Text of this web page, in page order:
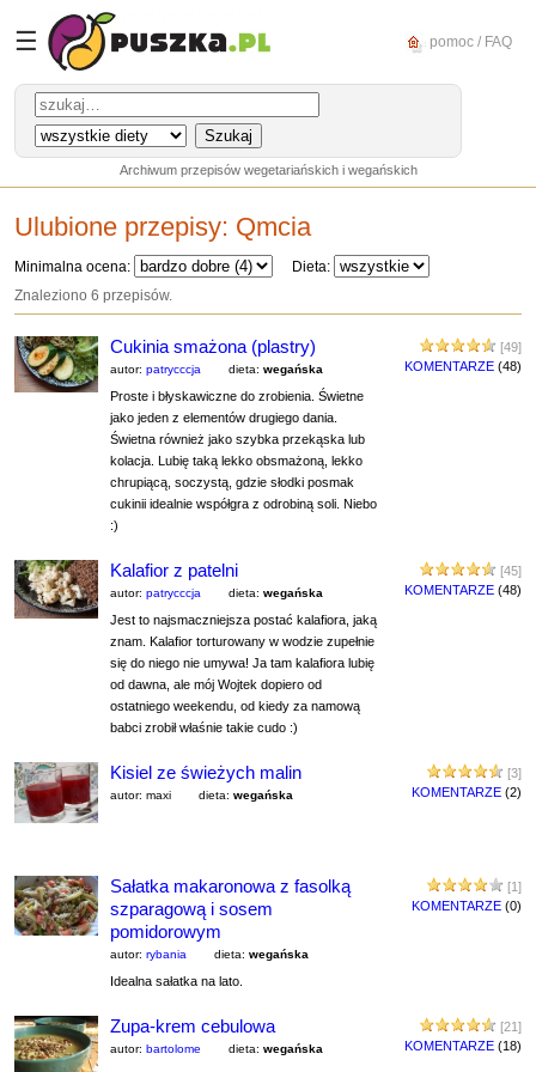
☰ pomoc / FAQ
Archiwum przepisów wegetariańskich i wegańskich
Ulubione przepisy: Qmcia
Minimalna ocena:
Dieta:
Znaleziono 6 przepisów.
[49]
KOMENTARZE (48)
Cukinia smażona (plastry)
autor: patrycccja dieta: wegańska
Proste i błyskawiczne do zrobienia. Świetne
jako jeden z elementów drugiego dania.
Świetna również jako szybka przekąska lub
kolacja. Lubię taką lekko obsmażoną, lekko
chrupiącą, soczystą, gdzie słodki posmak
cukinii idealnie współgra z odrobiną soli. Niebo
:)
[45]
KOMENTARZE (48)
Kalafior z patelni
autor: patrycccja dieta: wegańska
Jest to najsmaczniejsza postać kalafiora, jaką
znam. Kalafior torturowany w wodzie zupełnie
się do niego nie umywa! Ja tam kalafiora lubię
od dawna, ale mój Wojtek dopiero od
ostatniego weekendu, od kiedy za namową
babci zrobił właśnie takie cudo :)
[3]
KOMENTARZE (2)
Kisiel ze świeżych malin
autor: maxi dieta: wegańska
[1]
KOMENTARZE (0)
Sałatka makaronowa z fasolką
szparagową i sosem
pomidorowym
autor: rybania dieta: wegańska
Idealna sałatka na lato.
[21]
KOMENTARZE (18)
Zupa-krem cebulowa
autor: bartolome dieta: wegańska